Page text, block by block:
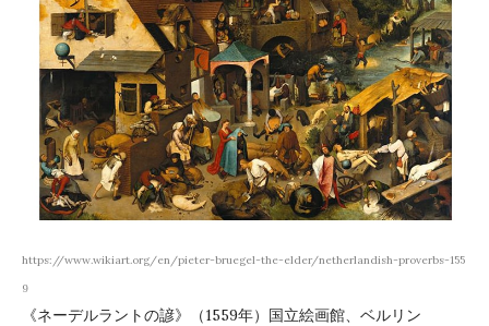
https://www.wikiart.org/en/pieter-bruegel-the-elder/netherlandish-proverbs-155
9
《ネーデルラントの諺》（1559年）国立絵画館、ベルリン